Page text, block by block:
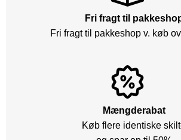
Fri fragt til
Fri fragt til pakkeshop v. køb
Mængderabat
Køb flere identiske